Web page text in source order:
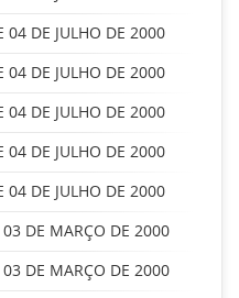
04 DE JULHO DE 2000
04 DE JULHO DE 2000
04 DE JULHO DE 2000
04 DE JULHO DE 2000
04 DE JULHO DE 2000
DE MARÇO DE 2000
DE MARÇO DE 2000